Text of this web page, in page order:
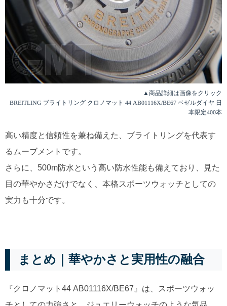
▲商品詳細は画像をクリック
BREITLING ブライトリング クロノマット 44 AB01116X/BE67 ベゼルダイヤ 日
本限定400本
高い精度と信頼性を兼ね備えた、ブライトリングを代表す
るムーブメントです。
さらに、500m防水という高い防水性能も備えており、見た
目の華やかさだけでなく、本格スポーツウォッチとしての
実力も十分です。
まとめ｜華やかさと実用性の融合
『クロノマット44 AB01116X/BE67』は、スポーツウォッ